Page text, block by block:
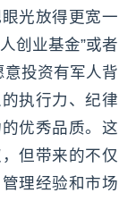
光放得更宽一
创业基金”或者
意投资有军人背
执行力、纪律
优秀品质。这
但带来的不仅
理经验和市场